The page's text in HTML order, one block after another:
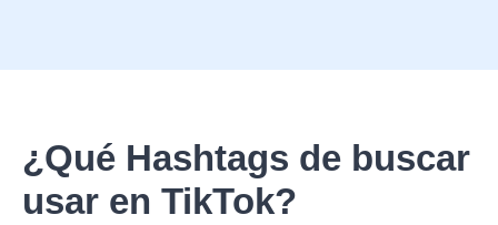
¿Qué Hashtags de buscar
usar en TikTok?